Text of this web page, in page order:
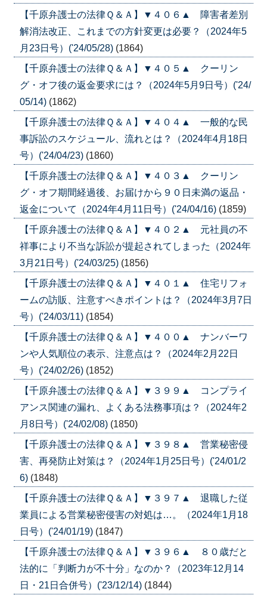
【千原弁護士の法律Ｑ＆Ａ】▼４０６▲ 障害者差別
解消法改正、これまでの方針変更は必要？（2024年5
月23日号）('24/05/28) (1864)
【千原弁護士の法律Ｑ＆Ａ】▼４０５▲ クーリン
グ・オフ後の返金要求には？（2024年5月9日号）('24/
05/14) (1862)
【千原弁護士の法律Ｑ＆Ａ】▼４０４▲ 一般的な民
事訴訟のスケジュール、流れとは？（2024年4月18日
号）('24/04/23) (1860)
【千原弁護士の法律Ｑ＆Ａ】▼４０３▲ クーリン
グ・オフ期間経過後、お届けから９０日未満の返品・
返金について（2024年4月11日号）('24/04/16) (1859)
【千原弁護士の法律Ｑ＆Ａ】▼４０２▲ 元社員の不
祥事により不当な訴訟が提起されてしまった（2024年
3月21日号）('24/03/25) (1856)
【千原弁護士の法律Ｑ＆Ａ】▼４０１▲ 住宅リフォ
ームの訪販、注意すべきポイントは？（2024年3月7日
号）('24/03/11) (1854)
【千原弁護士の法律Ｑ＆Ａ】▼４００▲ ナンバーワ
ンや人気順位の表示、注意点は？（2024年2月22日
号）('24/02/26) (1852)
【千原弁護士の法律Ｑ＆Ａ】▼３９９▲ コンプライ
アンス関連の漏れ、よくある法務事項は？（2024年2
月8日号）('24/02/08) (1850)
【千原弁護士の法律Ｑ＆Ａ】▼３９８▲ 営業秘密侵
害、再発防止対策は？（2024年1月25日号）('24/01/2
6) (1848)
【千原弁護士の法律Ｑ＆Ａ】▼３９７▲ 退職した従
業員による営業秘密侵害の対処は…。（2024年1月18
日号）('24/01/19) (1847)
【千原弁護士の法律Ｑ＆Ａ】▼３９６▲ ８０歳だと
法的に「判断力が不十分」なのか？（2023年12月14
日・21日合併号）('23/12/14) (1844)